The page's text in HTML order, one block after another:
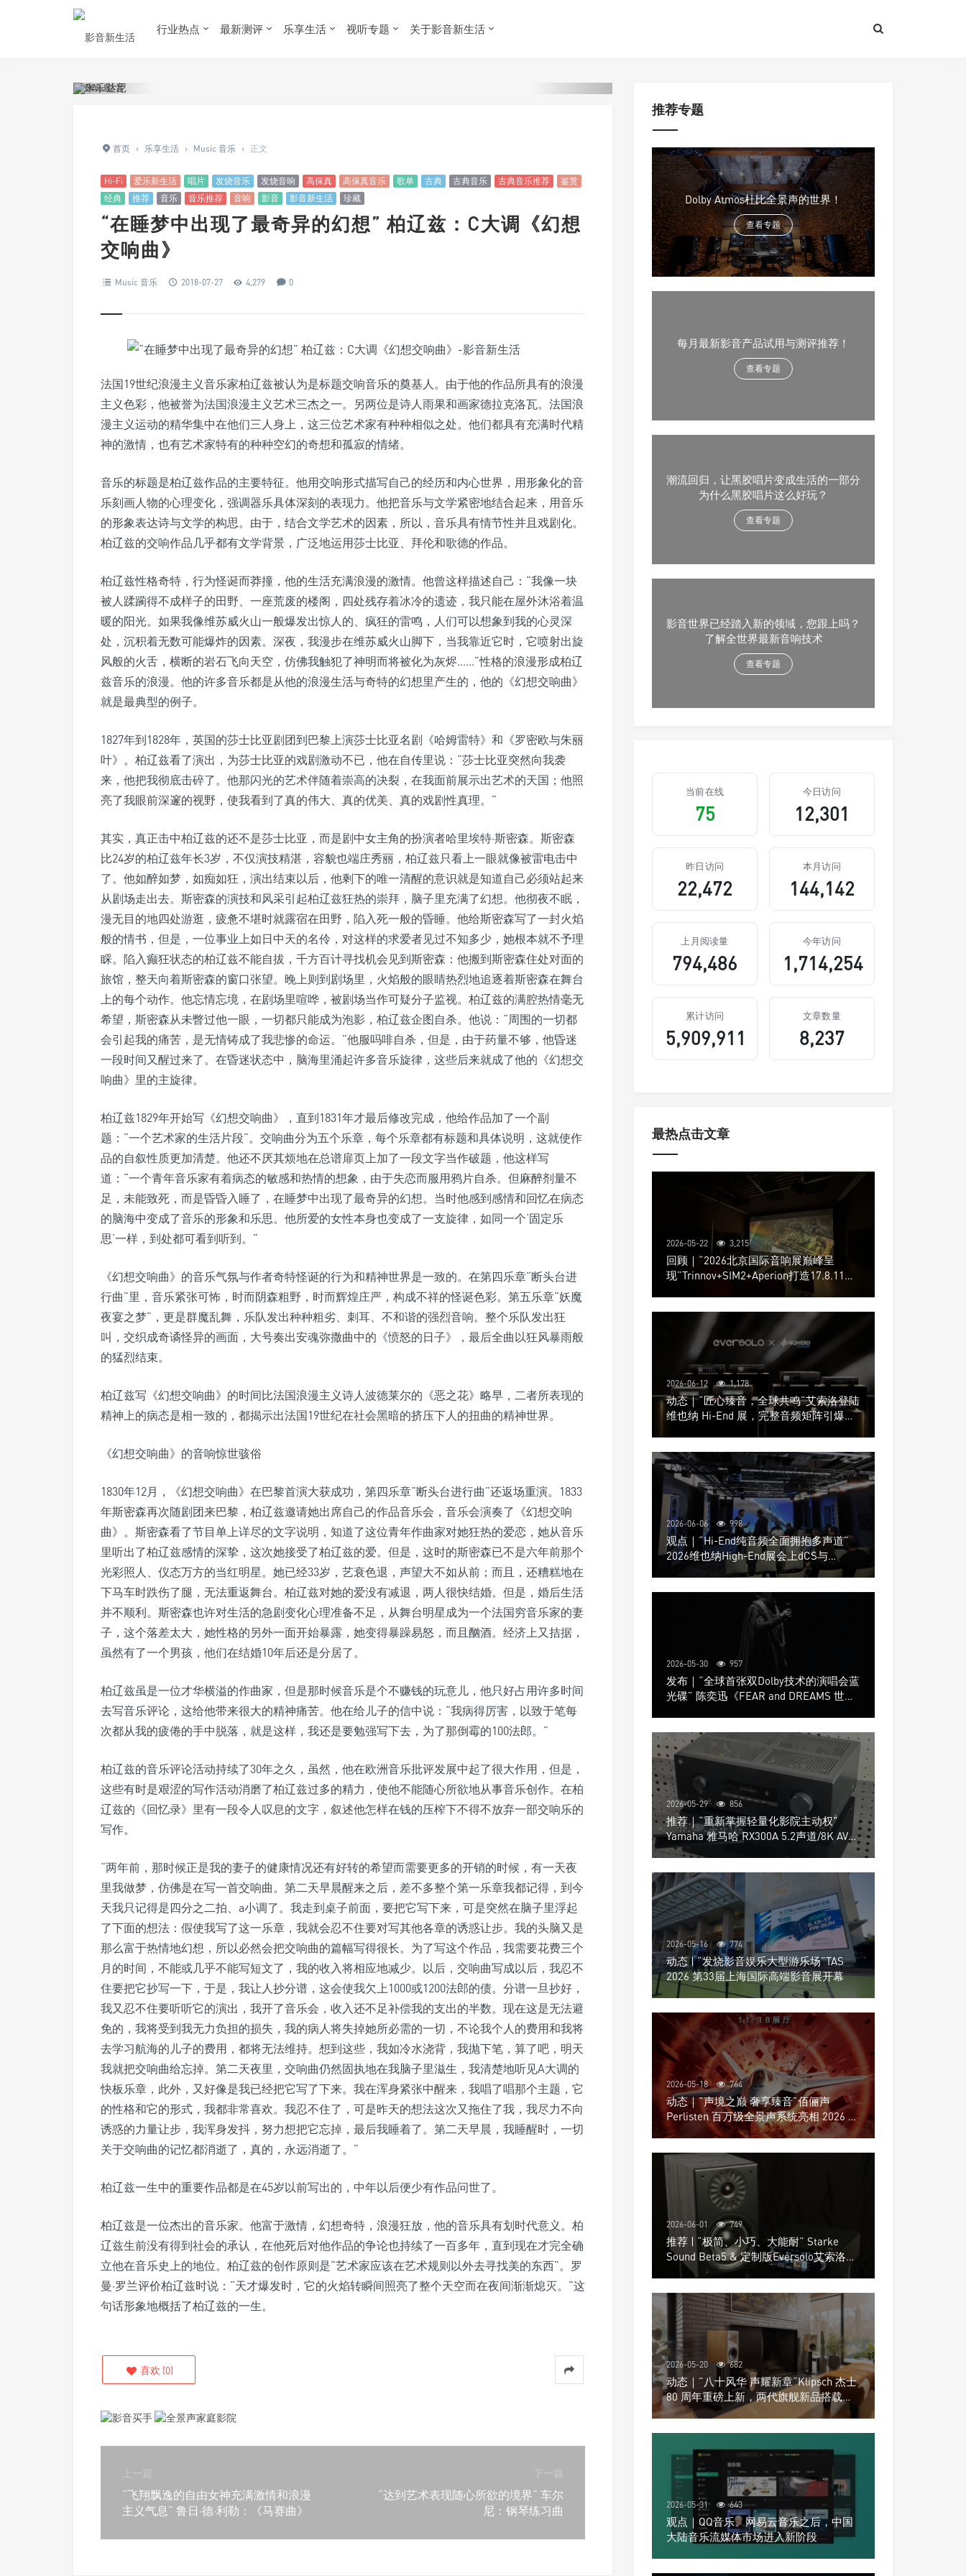
行业热点 最新测评 乐享生活 视听专题 关于影音新生活
首页 › 乐享生活 › Music 音乐 › 正文
Hi-Fi 爱乐新生活 唱片 发烧音乐 发烧音响 高保真 高保真音乐 歌单 古典 古典音乐 古典音乐推荐
鉴赏
经典
推荐 音乐 音乐推荐 音响 影音 影音新生活 珍藏
“在睡梦中出现了最奇异的幻想” 柏辽兹：C大调《幻想
交响曲》
Music 音乐 2018-07-27 4,279 0
法国19世纪浪漫主义音乐家柏辽兹被认为是标题交响音乐的奠基人。由于他的作品所具有的浪漫
主义色彩，他被誉为法国浪漫主义艺术三杰之一。另两位是诗人雨果和画家德拉克洛瓦。法国浪
漫主义运动的精华集中在他们三人身上，这三位艺术家有种种相似之处。他们都具有充满时代精
神的激情，也有艺术家特有的种种空幻的奇想和孤寂的情绪。
音乐的标题是柏辽兹作品的主要特征。他用交响形式描写自己的经历和内心世界，用形象化的音
乐刻画人物的心理变化，强调器乐具体深刻的表现力。他把音乐与文学紧密地结合起来，用音乐
的形象表达诗与文学的构思。由于，结合文学艺术的因素，所以，音乐具有情节性并且戏剧化。
柏辽兹的交响作品几乎都有文学背景，广泛地运用莎士比亚、拜伦和歌德的作品。
柏辽兹性格奇特，行为怪诞而莽撞，他的生活充满浪漫的激情。他曾这样描述自己：“我像一块
被人蹂躏得不成样子的田野、一座荒废的楼阁，四处残存着冰冷的遗迹，我只能在屋外沐浴着温
暖的阳光。如果我像维苏威火山一般爆发出惊人的、疯狂的雷鸣，人们可以想象到我的心灵深
处，沉积着无数可能爆炸的因素。深夜，我漫步在维苏威火山脚下，当我靠近它时，它喷射出旋
风般的火舌，横断的岩石飞向天空，仿佛我触犯了神明而将被化为灰烬……”性格的浪漫形成柏辽
兹音乐的浪漫。他的许多音乐都是从他的浪漫生活与奇特的幻想里产生的，他的《幻想交响曲》
就是最典型的例子。
1827年到1828年，英国的莎士比亚剧团到巴黎上演莎士比亚名剧《哈姆雷特》和《罗密欧与朱丽
叶》。柏辽兹看了演出，为莎士比亚的戏剧激动不已，他在自传里说：“莎士比亚突然向我袭
来，他把我彻底击碎了。他那闪光的艺术伴随着崇高的决裂，在我面前展示出艺术的天国；他照
亮了我眼前深邃的视野，使我看到了真的伟大、真的优美、真的戏剧性真理。”
其实，真正击中柏辽兹的还不是莎士比亚，而是剧中女主角的扮演者哈里埃特·斯密森。斯密森
比24岁的柏辽兹年长3岁，不仅演技精湛，容貌也端庄秀丽，柏辽兹只看上一眼就像被雷电击中
了。他如醉如梦，如痴如狂，演出结束以后，他剩下的唯一清醒的意识就是知道自己必须站起来
从剧场走出去。斯密森的演技和风采引起柏辽兹狂热的崇拜，脑子里充满了幻想。他彻夜不眠，
漫无目的地四处游逛，疲惫不堪时就露宿在田野，陷入死一般的昏睡。他给斯密森写了一封火焰
般的情书，但是，一位事业上如日中天的名伶，对这样的求爱者见过不知多少，她根本就不予理
睬。陷入癫狂状态的柏辽兹不能自拔，千方百计寻找机会见到斯密森：他搬到斯密森住处对面的
旅馆，整天向着斯密森的窗口张望。晚上则到剧场里，火焰般的眼睛热烈地追逐着斯密森在舞台
上的每个动作。他忘情忘境，在剧场里喧哗，被剧场当作可疑分子监视。柏辽兹的满腔热情毫无
希望，斯密森从未瞥过他一眼，一切都只能成为泡影，柏辽兹企图自杀。他说：“周围的一切都
会引起我的痛苦，是无情铸成了我悲惨的命运。”他服吗啡自杀，但是，由于药量不够，他昏迷
一段时间又醒过来了。在昏迷状态中，脑海里涌起许多音乐旋律，这些后来就成了他的《幻想交
响曲》里的主旋律。
柏辽兹1829年开始写《幻想交响曲》，直到1831年才最后修改完成，他给作品加了一个副
题：“一个艺术家的生活片段”。交响曲分为五个乐章，每个乐章都有标题和具体说明，这就使作
品的自叙性质更加清楚。他还不厌其烦地在总谱扉页上加了一段文字当作破题，他这样写
道：“一个青年音乐家有着病态的敏感和热情的想象，由于失恋而服用鸦片自杀。但麻醉剂量不
足，未能致死，而是昏昏入睡了，在睡梦中出现了最奇异的幻想。当时他感到感情和回忆在病态
的脑海中变成了音乐的形象和乐思。他所爱的女性本身也变成了一支旋律，如同一个‘固定乐
思’一样，到处都可看到听到。”
《幻想交响曲》的音乐气氛与作者奇特怪诞的行为和精神世界是一致的。在第四乐章“断头台进
行曲”里，音乐紧张可怖，时而阴森粗野，时而辉煌庄严，构成不祥的怪诞色彩。第五乐章“妖魔
夜宴之梦”，更是群魔乱舞，乐队发出种种粗劣、刺耳、不和谐的强烈音响。整个乐队发出狂
叫，交织成奇谲怪异的画面，大号奏出安魂弥撒曲中的《愤怒的日子》，最后全曲以狂风暴雨般
的猛烈结束。
柏辽兹写《幻想交响曲》的时间比法国浪漫主义诗人波德莱尔的《恶之花》略早，二者所表现的
精神上的病态是相一致的，都揭示出法国19世纪在社会黑暗的挤压下人的扭曲的精神世界。
《幻想交响曲》的音响惊世骇俗
1830年12月，《幻想交响曲》在巴黎首演大获成功，第四乐章“断头台进行曲”还返场重演。1833
年斯密森再次随剧团来巴黎，柏辽兹邀请她出席自己的作品音乐会，音乐会演奏了《幻想交响
曲》。斯密森看了节目单上详尽的文字说明，知道了这位青年作曲家对她狂热的爱恋，她从音乐
里听出了柏辽兹感情的深挚，这次她接受了柏辽兹的爱。但是，这时的斯密森已不是六年前那个
光彩照人、仪态万方的当红明星。她已经33岁，艺衰色退，声望大不如从前；而且，还糟糕地在
下马车时跌伤了腿，无法重返舞台。柏辽兹对她的爱没有减退，两人很快结婚。但是，婚后生活
并不顺利。斯密森也许对生活的急剧变化心理准备不足，从舞台明星成为一个法国穷音乐家的妻
子，这个落差太大，她性格的另外一面开始暴露，她变得暴躁易怒，而且酗酒。经济上又拮据，
虽然有了一个男孩，他们在结婚10年后还是分居了。
柏辽兹虽是一位才华横溢的作曲家，但是那时候音乐是个不赚钱的玩意儿，他只好占用许多时间
去写音乐评论，这给他带来很大的精神痛苦。他在给儿子的信中说：“我病得厉害，以致于笔每
次都从我的疲倦的手中脱落，就是这样，我还是要勉强写下去，为了那倒霉的100法郎。”
柏辽兹的音乐评论活动持续了30年之久，虽然，他在欧洲音乐批评发展中起了很大作用，但是，
这些有时是艰涩的写作活动消磨了柏辽兹过多的精力，使他不能随心所欲地从事音乐创作。在柏
辽兹的《回忆录》里有一段令人叹息的文字，叙述他怎样在钱的压榨下不得不放弃一部交响乐的
写作。
“两年前，那时候正是我的妻子的健康情况还有好转的希望而需要更多的开销的时候，有一天夜
里我做梦，仿佛是在写一首交响曲。第二天早晨醒来之后，差不多整个第一乐章我都记得，到今
天我只记得是四分之二拍、a小调了。我走到桌子前面，要把它写下来，可是突然在脑子里浮起
了下面的想法：假使我写了这一乐章，我就会忍不住要对写其他各章的诱惑让步。我的头脑又是
那么富于热情地幻想，所以必然会把交响曲的篇幅写得很长。为了写这个作品，我需要花费三个
月的时间，不能或几乎不能写短文了，我的收入将相应地减少。以后，交响曲写成以后，我忍不
住要把它抄写一下，于是，我让人抄分谱，这会使我欠上1000或1200法郎的债。分谱一旦抄好，
我又忍不住要听听它的演出，我开了音乐会，收入还不足补偿我的支出的半数。现在这是无法避
免的，我将受到我无力负担的损失，我的病人将失掉她所必需的一切，不论我个人的费用和我将
去学习航海的儿子的费用，都将无法维持。想到这些，我如冷水浇背，我抛下笔，算了吧，明天
我就把交响曲给忘掉。第二天夜里，交响曲仍然固执地在我脑子里滋生，我清楚地听见A大调的
快板乐章，此外，又好像是我已经把它写了下来。我在浑身紧张中醒来，我唱了唱那个主题，它
的性格和它的形式，我都非常喜欢。我忍不住了，可是昨天的想法这次又拖住了我，我尽力不向
诱惑的力量让步，我浑身发抖，努力想把它忘掉，最后我睡着了。第二天早晨，我睡醒时，一切
关于交响曲的记忆都消逝了，真的，永远消逝了。”
柏辽兹一生中的重要作品都是在45岁以前写出的，中年以后便少有作品问世了。
柏辽兹是一位杰出的音乐家。他富于激情，幻想奇特，浪漫狂放，他的音乐具有划时代意义。柏
辽兹生前没有得到社会的承认，在他死后对他作品的争论也持续了一百多年，直到现在才完全确
立他在音乐史上的地位。柏辽兹的创作原则是“艺术家应该在艺术规则以外去寻找美的东西”。罗
曼·罗兰评价柏辽兹时说：“天才爆发时，它的火焰转瞬间照亮了整个天空而在夜间渐渐熄灭。”这
句话形象地概括了柏辽兹的一生。
喜欢 (0)
上一篇
“飞翔飘逸的自由女神充满激情和浪漫
主义气息” 鲁日·德·利勒：《马赛曲》
下一篇
“达到艺术表现随心所欲的境界” 车尔
尼：钢琴练习曲
推荐专题
Dolby Atmos杜比全景声的世界！
查看专题
每月最新影音产品试用与测评推荐！
查看专题
潮流回归，让黑胶唱片变成生活的一部分
为什么黑胶唱片这么好玩？
查看专题
影音世界已经踏入新的领域，您跟上吗？
了解全世界最新音响技术
查看专题
当前在线
75
今日访问
12,301
昨日访问
22,472
本月访问
144,142
上月阅读量
794,486
今年访问
1,714,254
累计访问
5,909,911
文章数量
8,237
最热点击文章
2026-05-22 3,215
回顾｜“2026北京国际音响展巅峰呈
现”Trinnov+SIM2+Aperion打造17.8.11声
2026-06-12 1,178
动态｜“匠心臻音，全球共鸣”艾索洛登陆
维也纳 Hi-End 展，完整音频矩阵引爆关
2026-06-06 998
观点｜“Hi-End纯音频全面拥抱多声道”
2026维也纳High-End展会上dCS与
Trinnov Audio搭建多声道演示系统
2026-05-30 957
发布｜“全球首张双Dolby技术的演唱会蓝
光碟” 陈奕迅《FEAR and DREAMS 世界
2026-05-29 856
推荐｜“重新掌握轻量化影院主动权”
Yamaha 雅马哈 RX300A 5.2声道/8K AV放
大器
2026-05-16 774
动态 | “发烧影音娱乐大型游乐场”TAS
2026 第33届上海国际高端影音展开幕
2026-05-18 764
动态｜”声境之巅 奢享臻音”佰俪声
Perlisten 百万级全景声系统亮相 2026 北
京国际音响展
2026-06-01 749
推荐 | “极简、小巧、大能耐” Starke
Sound Beta5 & 定制版Eversolo艾索洛
Play音响组合
2026-05-20 682
动态｜”八十风华 声耀新章“Klipsch 杰士
80 周年重磅上新，两代旗舰新品搭载硬
核配置音质再升级
2026-05-31 643
观点｜QQ音乐、网易云音乐之后，中国
大陆音乐流媒体市场进入新阶段